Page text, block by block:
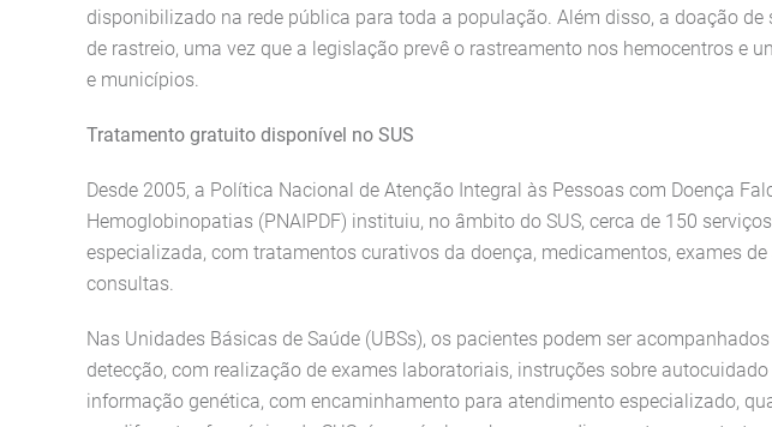
disponibilizado na rede pública para toda a população. Além disso, a doação
de rastreio, uma vez que a legislação prevê o rastreamento nos hemocentros e
e municípios.
Tratamento gratuito disponível no SUS
Desde 2005, a Política Nacional de Atenção Integral às Pessoas com Doença
Hemoglobinopatias (PNAIPDF) instituiu, no âmbito do SUS, cerca de 150
especializada, com tratamentos curativos da doença, medicamentos, exames
consultas.
Nas Unidades Básicas de Saúde (UBSs), os pacientes podem ser
detecção, com realização de exames laboratoriais, instruções sobre
informação genética, com encaminhamento para atendimento especializado,